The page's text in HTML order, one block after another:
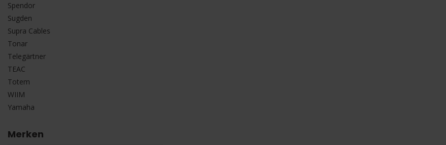
Spendor
Sugden
Supra Cables
Tonar
Telegärtner
TEAC
Totem
WIIM
Yamaha
Merken